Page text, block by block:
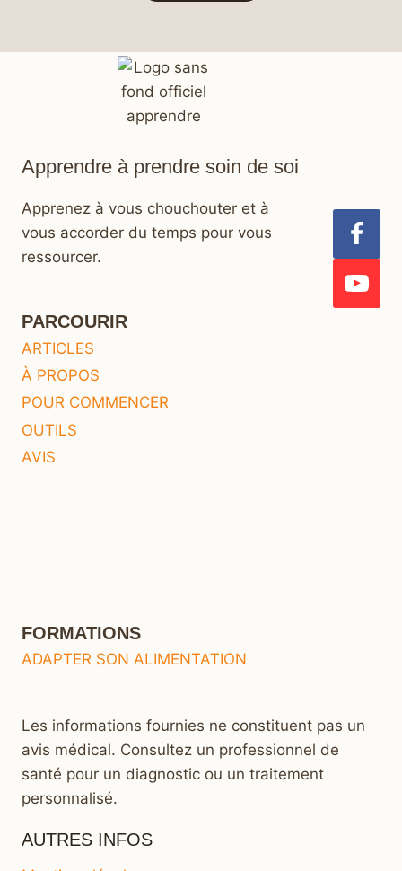
Apprendre à prendre soin de soi
Apprenez à vous chouchouter et à
vous accorder du temps pour vous
ressourcer.
PARCOURIR
ARTICLES
À PROPOS
POUR COMMENCER
OUTILS
AVIS
FORMATIONS
ADAPTER SON ALIMENTATION
Les informations fournies ne constituent pas un
avis médical. Consultez un professionnel de
santé pour un diagnostic ou un traitement
personnalisé.
AUTRES INFOS